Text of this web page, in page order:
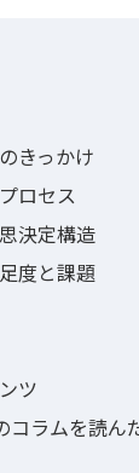
きっかけ
ロセス
決定構造
度と課題
ツ
コラムを読ん